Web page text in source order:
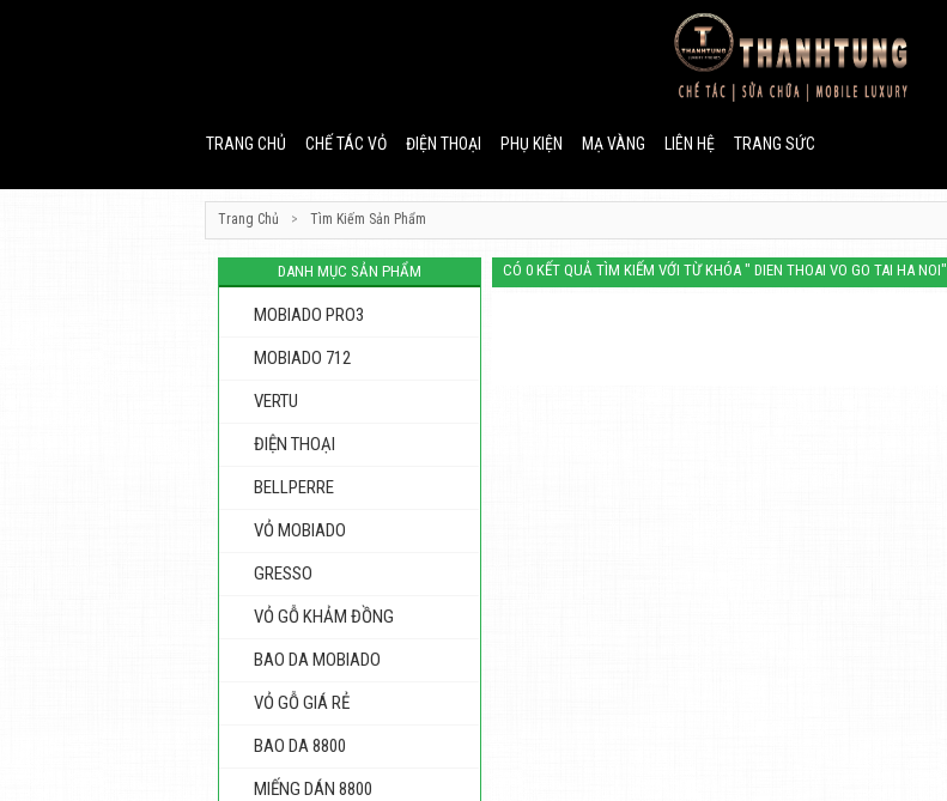
TRANG CHỦ CHẾ TÁC VỎ ĐIỆN THOẠI PHỤ KIỆN MẠ VÀNG LIÊN HỆ TRANG SỨC
Trang Chủ > Tìm Kiếm Sản Phẩm
DANH MỤC SẢN PHẨM
MOBIADO PRO3
MOBIADO 712
VERTU
ĐIỆN THOẠI
BELLPERRE
VỎ MOBIADO
GRESSO
VỎ GỖ KHẢM ĐỒNG
BAO DA MOBIADO
VỎ GỖ GIÁ RẺ
BAO DA 8800
MIẾNG DÁN 8800
CÓ 0 KẾT QUẢ TÌM KIẾM VỚI TỪ KHÓA " DIEN THOAI VO GO TAI HA NOI"